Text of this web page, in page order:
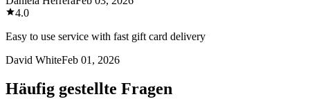
4.0
Easy to use service with fast gift card delivery
David WhiteFeb 01, 2026
Häufig gestellte Fragen